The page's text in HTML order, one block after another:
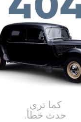
كما ترى
حدث خطأ.